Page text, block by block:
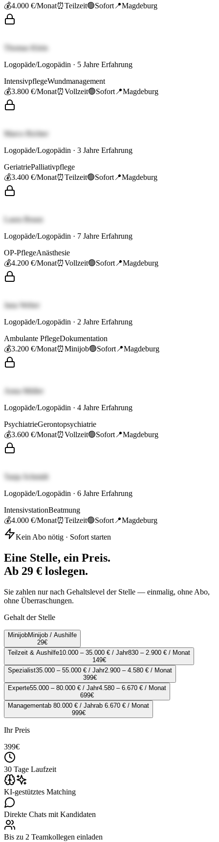
💰4.000 €/Monat⏰Teilzeit🟢Sofort 📍Magdeburg
Thomas Klein
Logopäde/Logopädin · 5 Jahre Erfahrung
IntensivpflegeWundmanagement
💰3.800 €/Monat⏰Vollzeit🟢Sofort 📍Magdeburg
Marco Richter
Logopäde/Logopädin · 3 Jahre Erfahrung
GeriatriePalliativpflege
💰3.400 €/Monat⏰Teilzeit🟢Sofort 📍Magdeburg
Laura Braun
Logopäde/Logopädin · 7 Jahre Erfahrung
OP-PflegeAnästhesie
💰4.200 €/Monat⏰Vollzeit🟢Sofort 📍Magdeburg
Jana Weber
Logopäde/Logopädin · 2 Jahre Erfahrung
Ambulante PflegeDokumentation
💰3.200 €/Monat⏰Minijob🟢Sofort 📍Magdeburg
Anna Müller
Logopäde/Logopädin · 4 Jahre Erfahrung
PsychiatrieGerontopsychiatrie
💰3.600 €/Monat⏰Vollzeit🟢Sofort 📍Magdeburg
Tanja Schmidt
Logopäde/Logopädin · 6 Jahre Erfahrung
IntensivstationBeatmung
💰4.000 €/Monat⏰Teilzeit🟢Sofort 📍Magdeburg
Kein Abo nötig · Sofort starten
Eine Stelle, ein Preis.
Ab 29 € loslegen.
Sie zahlen nur nach Gehaltslevel der Stelle — einmalig, ohne Abo,
ohne Überraschungen.
Gehalt der Stelle
MinijobMinijob / Aushilfe
29€
Teilzeit & Aushilfe10.000 – 35.000 € / Jahr830 – 2.900 € / Monat
149€
Spezialist35.000 – 55.000 € / Jahr2.900 – 4.580 € / Monat
399€
Experte55.000 – 80.000 € / Jahr4.580 – 6.670 € / Monat
699€
Managementab 80.000 € / Jahrab 6.670 € / Monat
999€
Ihr Preis
399€
30 Tage Laufzeit
KI-gestütztes Matching
Direkte Chats mit Kandidaten
Bis zu 2 Teamkollegen einladen